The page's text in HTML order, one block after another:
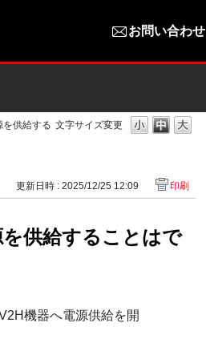
お問い合わせ
文字サイズ変更
供給する
更新日時 : 2025/12/25 12:09 印刷
供給することはで
機器へ電源供給を開